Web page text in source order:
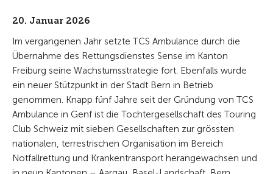
20. Januar 2026
Im vergangenen Jahr setzte TCS Ambulance durch die
Übernahme des Rettungsdienstes Sense im Kanton
Freiburg seine Wachstumsstrategie fort. Ebenfalls wurde
ein neuer Stützpunkt in der Stadt Bern in Betrieb
genommen. Knapp fünf Jahre seit der Gründung von TCS
Ambulance in Genf ist die Tochtergesellschaft des Touring
Club Schweiz mit sieben Gesellschaften zur grössten
nationalen, terrestrischen Organisation im Bereich
Notfallrettung und Krankentransport herangewachsen und